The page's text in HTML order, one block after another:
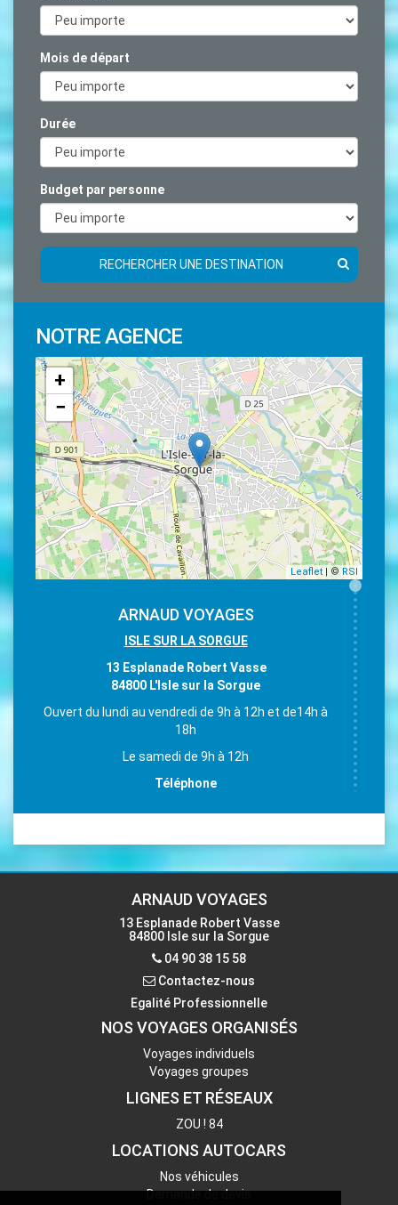
Mois de départ
Durée
Budget par personne
RECHERCHER UNE DESTINATION
NOTRE AGENCE
+
−
Leaflet| ©RSI
ARNAUD VOYAGES
ISLE SUR LA SORGUE
13 Esplanade Robert Vasse
84800 L'Isle sur la Sorgue
Ouvert du lundi au vendredi de 9h à 12h et de14h à
18h
Le samedi de 9h à 12h
Téléphone
Contactez-nous
ARNAUD VOYAGES
13 Esplanade Robert Vasse
84800 Isle sur la Sorgue
04 90 38 15 58
Contactez-nous
Egalité Professionnelle
NOS VOYAGES ORGANISÉS
Voyages individuels
Voyages groupes
LIGNES ET RÉSEAUX
ZOU ! 84
LOCATIONS AUTOCARS
Nos véhicules
Demande de devis